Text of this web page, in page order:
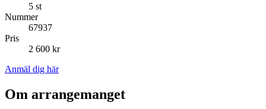
5 st
Nummer
67937
Pris
2 600 kr
Anmäl dig här
Om arrangemanget